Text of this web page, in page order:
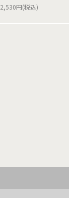
2,530円(税込)